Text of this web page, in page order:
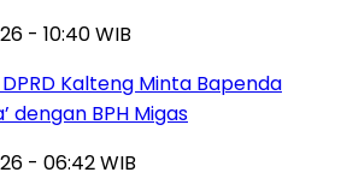
- 10:40 WIB
Kalteng Minta Bapenda
dengan BPH Migas
- 06:42 WIB